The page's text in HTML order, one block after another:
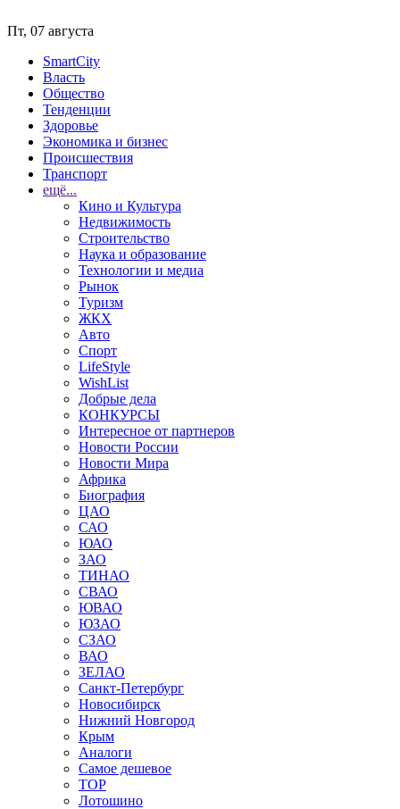
Пт, 07 августа
SmartCity
Власть
Общество
Тенденции
Здоровье
Экономика и бизнес
Происшествия
Транспорт
ещё...
Кино и Культура
Недвижимость
Строительство
Наука и образование
Технологии и медиа
Рынок
Туризм
ЖКХ
Авто
Спорт
LifeStyle
WishList
Добрые дела
КОНКУРСЫ
Интересное от партнеров
Новости России
Новости Мира
Африка
Биография
ЦАО
САО
ЮАО
ЗАО
ТИНАО
СВАО
ЮВАО
ЮЗАО
СЗАО
ВАО
ЗЕЛАО
Санкт-Петербург
Новосибирск
Нижний Новгород
Крым
Аналоги
Самое дешевое
TOP
Лотошино